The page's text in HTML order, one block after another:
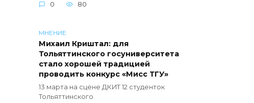
0
80
МНЕНИЕ
Михаил Криштал: для
Тольяттинского госуниверситета
стало хорошей традицией
проводить конкурс «Мисс ТГУ»
13 марта на сцене ДКИТ 12 студенток
Тольяттинского